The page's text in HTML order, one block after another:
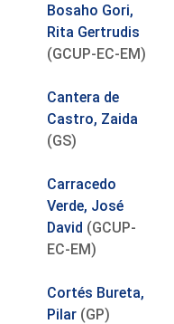
Bosaho Gori,
Rita Gertrudis
(GCUP-EC-EM)
Cantera de
Castro, Zaida
(GS)
Carracedo
Verde, José
David (GCUP-
EC-EM)
Cortés Bureta,
Pilar (GP)